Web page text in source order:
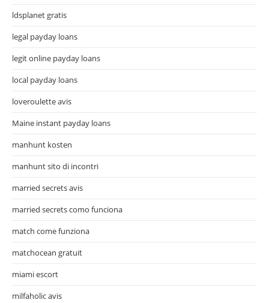
ldsplanet gratis
legal payday loans
legit online payday loans
local payday loans
loveroulette avis
Maine instant payday loans
manhunt kosten
manhunt sito di incontri
married secrets avis
married secrets como funciona
match come funziona
matchocean gratuit
miami escort
milfaholic avis